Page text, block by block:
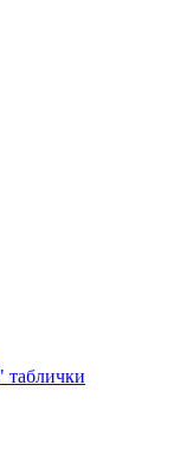
таблички